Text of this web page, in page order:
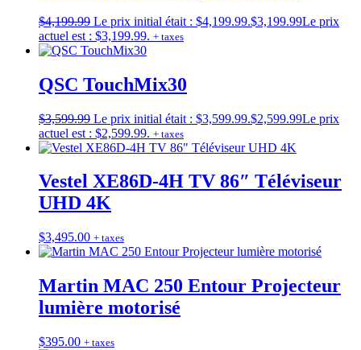
$4,199.99 Le prix initial était : $4,199.99.$3,199.99Le prix
actuel est : $3,199.99. + taxes
QSC TouchMix30
$3,599.99 Le prix initial était : $3,599.99.$2,599.99Le prix
actuel est : $2,599.99. + taxes
Vestel XE86D-4H TV 86″ Téléviseur
UHD 4K
$3,495.00 + taxes
Martin MAC 250 Entour Projecteur
lumière motorisé
$395.00 + taxes